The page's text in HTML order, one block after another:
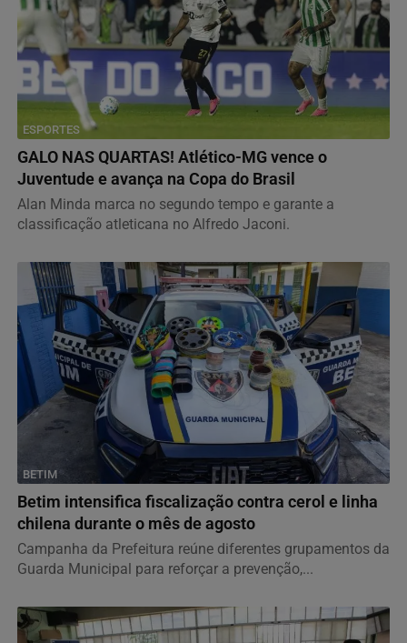
ESPORTES
GALO NAS QUARTAS! Atlético-MG vence o
Juventude e avança na Copa do Brasil
Alan Minda marca no segundo tempo e garante a
classificação atleticana no Alfredo Jaconi.
BETIM
Betim intensifica fiscalização contra cerol e linha
chilena durante o mês de agosto
Campanha da Prefeitura reúne diferentes grupamentos da
Guarda Municipal para reforçar a prevenção,...